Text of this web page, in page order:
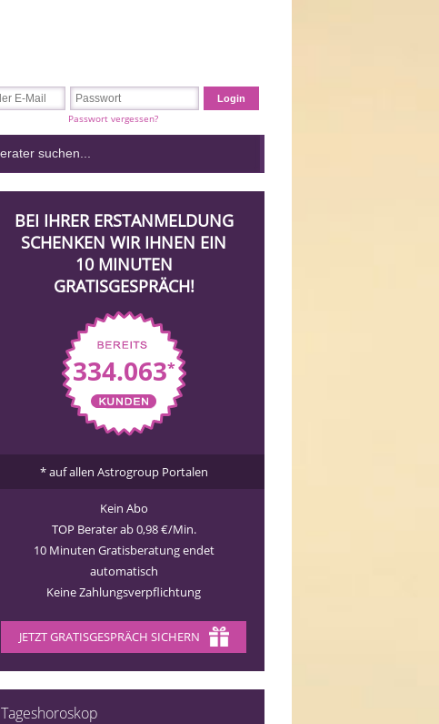
Passwort vergessen?
BEI IHRER ERSTANMELDUNG
SCHENKEN WIR IHNEN EIN
10 MINUTEN
GRATISGESPRÄCH!
334.063*
* auf allen Astrogroup Portalen
Kein Abo
TOP Berater ab 0,98 €/Min.
10 Minuten Gratisberatung endet
automatisch
Keine Zahlungsverpflichtung
JETZT GRATISGESPRÄCH SICHERN
Tageshoroskop